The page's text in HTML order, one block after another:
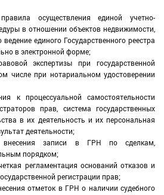
осуществления единой учетно-
в отношении объектов недвижимости,
единого Государственного реестра
в электронной форме;
экспертизы при государственной
числе при нотариальном удостоверении
к процессуальной самостоятельности
прав, система государственных
в их деятельность и их персональная
деятельности;
внесения записи в ГРН по сделкам,
порядком;
регламентация оснований отказов и
регистрации прав;
отметок в ГРН о наличии судебного